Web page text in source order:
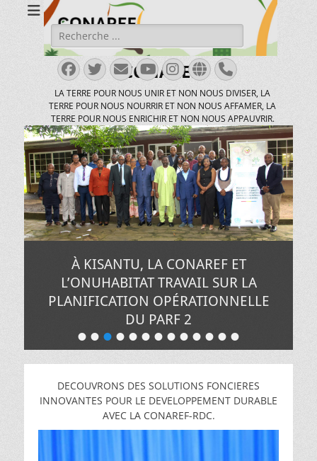
CONAREF
LA TERRE POUR NOUS UNIR ET NON NOUS DIVISER, LA
TERRE POUR NOUS NOURRIR ET NON NOUS AFFAMER, LA
TERRE POUR NOUS ENRICHIR ET NON NOUS APPAUVRIR.
Rechercher :
Facebook
Twitter
E-
mail
YouTube
Instagram
Site
web
Tél
•••••••••••••
À KISANTU, LA CONAREF ET
L’ONUHABITAT TRAVAIL SUR LA
PLANIFICATION OPÉRATIONNELLE
DU PARF 2
le
de
Pacifique
MUNGANGA
DECOUVRONS DES SOLUTIONS FONCIERES
INNOVANTES POUR LE DEVELOPPEMENT DURABLE
AVEC LA CONAREF-RDC.